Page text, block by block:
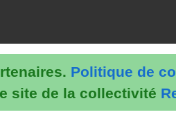
Politique de
site de la collectivité